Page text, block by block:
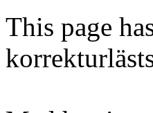
This page